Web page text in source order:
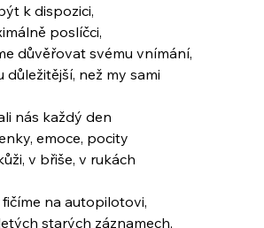
k dispozici,
poslíčci,
důvěřovat svému vnímání,
důležitější, než my sami
nás každý den
emoce, pocity
v břiše, v rukách
na autopilotovi,
starých záznamech,